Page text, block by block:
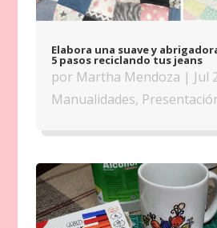
Elabora una suave y
5 pasos reciclando tus jeans
por Martha Mendoza | Jul
Manualidades,